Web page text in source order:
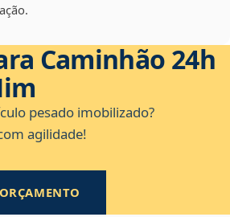
Caminhão 24h
pesado imobilizado?
agilidade!